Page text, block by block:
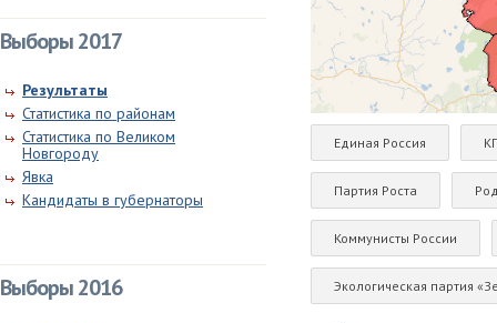
Выборы 2017
Результаты
Статистика по районам
Статистика по Великом
Новгороду
Явка
Кандидаты в губернаторы
Выборы 2016
Единая Россия
Партия Роста
Коммунисты России
Экологическая партия